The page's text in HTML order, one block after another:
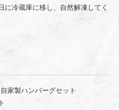
に冷蔵庫に移し、自然解凍してく
家製ハンバーグセット